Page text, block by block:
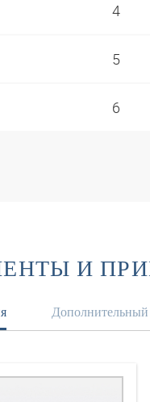
4
5
6
И
Дополнительный